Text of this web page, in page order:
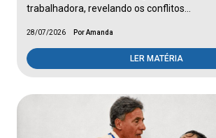
trabalhadora, revelando os conflitos…
28/07/2026 Por Amanda
LER MATÉRIA